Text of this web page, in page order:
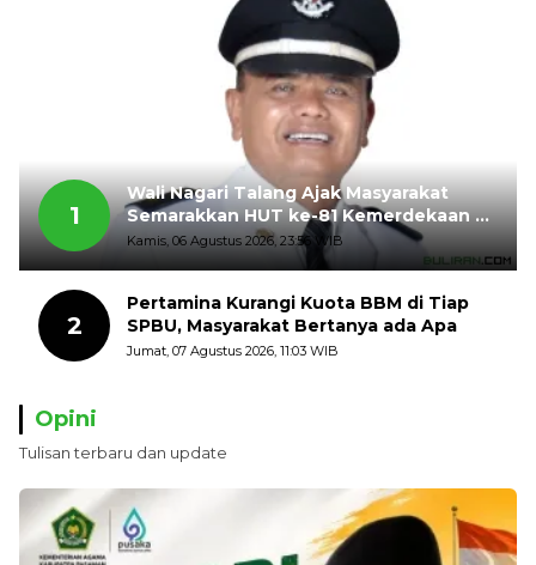
1
Wali Nagari Talang Ajak Masyarakat
Semarakkan HUT ke-81 Kemerdekaan RI
dengan Mengibarkan Bendera Merah
Putih
Kamis, 06 Agustus 2026, 23:56 WIB
2
Pertamina Kurangi Kuota BBM di Tiap
SPBU, Masyarakat Bertanya ada Apa
Jumat, 07 Agustus 2026, 11:03 WIB
Opini
Tulisan terbaru dan update